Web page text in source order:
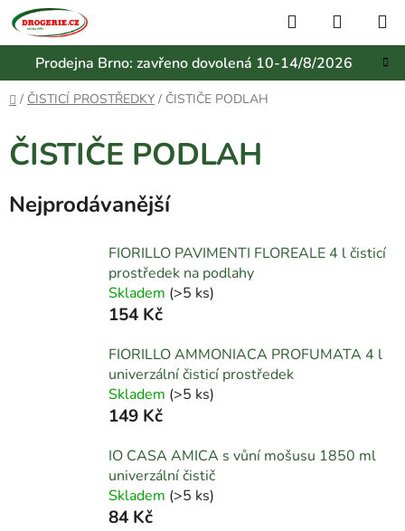
Přejít
na
obsah
Prodejna Brno: zavřeno dovolená 10-14/8/2026
Hledat
KOŠÍK
Domů
/ ČISTICÍ PROSTŘEDKY / ČISTIČE PODLAH
ČISTIČE PODLAH
Nejprodávanější
FIORILLO PAVIMENTI FLOREALE 4 l čisticí
prostředek na podlahy
Skladem (>5 ks)
154 Kč
FIORILLO AMMONIACA PROFUMATA 4 l
univerzální čisticí prostředek
Skladem (>5 ks)
149 Kč
IO CASA AMICA s vůní mošusu 1850 ml
univerzální čistič
Skladem (>5 ks)
84 Kč